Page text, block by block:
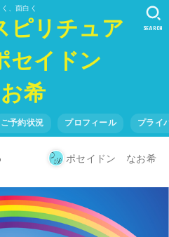
、面白く
ピリチュア
セイドン
希
ご予約状況 プロフィール プライ
SEARCH
ポセイドン なお希